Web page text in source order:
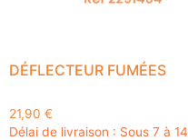
DÉFLECTEUR FUMÉES
21,90 €
Délai de livraison : Sous 7 à 14